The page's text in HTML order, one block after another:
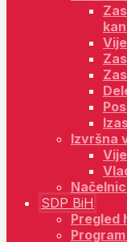
Izvršna
SDP BiH
Pregled
Program